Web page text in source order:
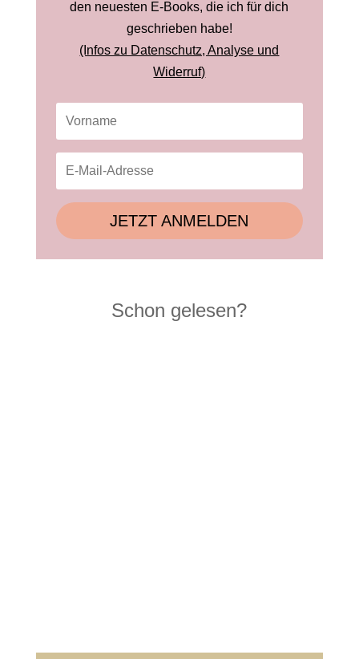
den neuesten E-Books, die ich für dich
geschrieben habe!
(Infos zu Datenschutz, Analyse und
Widerruf)
JETZT ANMELDEN
Schon gelesen?